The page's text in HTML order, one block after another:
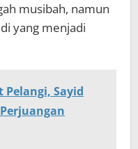
musibah, namun
yang menjadi
Pelangi, Sayid